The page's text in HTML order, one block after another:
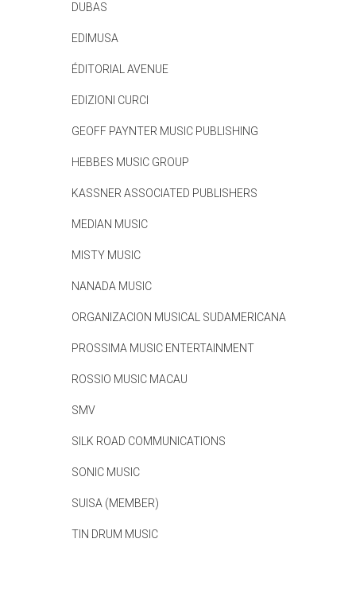
DUBAS
EDIMUSA
ÉDITORIAL AVENUE
EDIZIONI CURCI
GEOFF PAYNTER MUSIC PUBLISHING
HEBBES MUSIC GROUP
KASSNER ASSOCIATED PUBLISHERS
MEDIAN MUSIC
MISTY MUSIC
NANADA MUSIC
ORGANIZACION MUSICAL SUDAMERICANA
PROSSIMA MUSIC ENTERTAINMENT
ROSSIO MUSIC MACAU
SMV
SILK ROAD COMMUNICATIONS
SONIC MUSIC
SUISA (MEMBER)
TIN DRUM MUSIC